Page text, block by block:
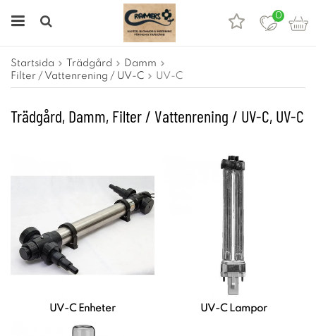
0
Startsida Trädgård
Damm
Filter / Vattenrening / UV-C
UV-C
Trädgård, Damm, Filter / Vattenrening / UV-C, UV-C
UV-C Enheter UV-C Lampor